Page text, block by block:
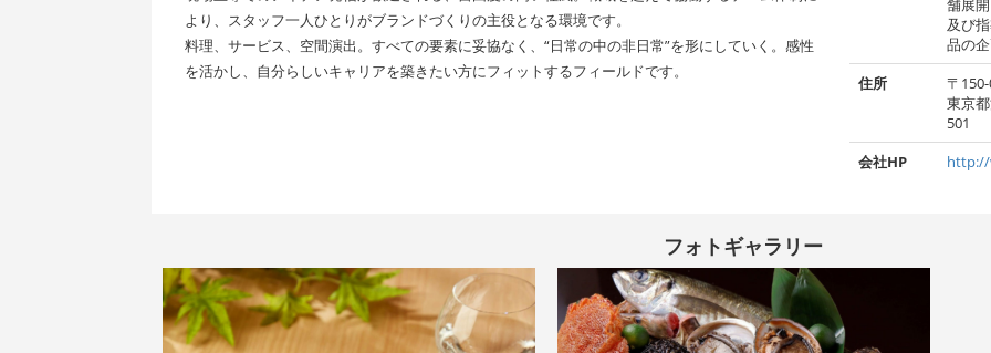
より、スタッフ一人ひとりがブランドづくりの主役となる環境です。
料理、サービス、空間演出。すべての要素に妥協なく、“日常の中の非日常”を形にしていく。感性
を活かし、自分らしいキャリアを築きたい方にフィットするフィールドです。
舗展
及び
品の
住所
〒
東京
501
会社HP
http://
フォトギャラリー